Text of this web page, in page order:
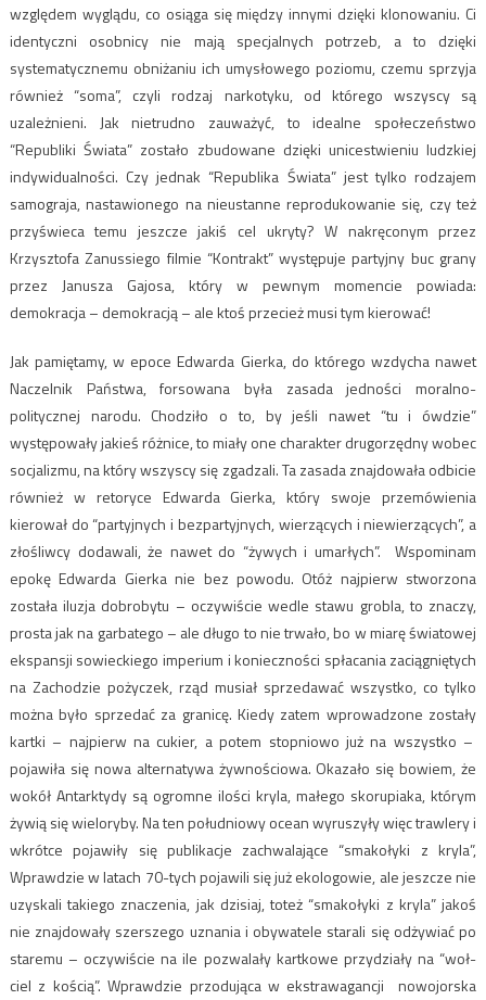
względem wyglądu, co osiąga się między innymi dzięki klonowaniu. Ci
identyczni osobnicy nie mają specjalnych potrzeb, a to dzięki
systematycznemu obniżaniu ich umysłowego poziomu, czemu sprzyja
również “soma”, czyli rodzaj narkotyku, od którego wszyscy są
uzależnieni. Jak nietrudno zauważyć, to idealne społeczeństwo
“Republiki Świata” zostało zbudowane dzięki unicestwieniu ludzkiej
indywidualności. Czy jednak “Republika Świata” jest tylko rodzajem
samograja, nastawionego na nieustanne reprodukowanie się, czy też
przyświeca temu jeszcze jakiś cel ukryty? W nakręconym przez
Krzysztofa Zanussiego filmie “Kontrakt” występuje partyjny buc grany
przez Janusza Gajosa, który w pewnym momencie powiada:
demokracja – demokracją – ale ktoś przecież musi tym kierować!
Jak pamiętamy, w epoce Edwarda Gierka, do którego wzdycha nawet
Naczelnik Państwa, forsowana była zasada jedności moralno-
politycznej narodu. Chodziło o to, by jeśli nawet “tu i ówdzie”
występowały jakieś różnice, to miały one charakter drugorzędny wobec
socjalizmu, na który wszyscy się zgadzali. Ta zasada znajdowała odbicie
również w retoryce Edwarda Gierka, który swoje przemówienia
kierował do “partyjnych i bezpartyjnych, wierzących i niewierzących”, a
złośliwcy dodawali, że nawet do “żywych i umarłych”. Wspominam
epokę Edwarda Gierka nie bez powodu. Otóż najpierw stworzona
została iluzja dobrobytu – oczywiście wedle stawu grobla, to znaczy,
prosta jak na garbatego – ale długo to nie trwało, bo w miarę światowej
ekspansji sowieckiego imperium i konieczności spłacania zaciągniętych
na Zachodzie pożyczek, rząd musiał sprzedawać wszystko, co tylko
można było sprzedać za granicę. Kiedy zatem wprowadzone zostały
kartki – najpierw na cukier, a potem stopniowo już na wszystko –
pojawiła się nowa alternatywa żywnościowa. Okazało się bowiem, że
wokół Antarktydy są ogromne ilości kryla, małego skorupiaka, którym
żywią się wieloryby. Na ten południowy ocean wyruszyły więc trawlery i
wkrótce pojawiły się publikacje zachwalające “smakołyki z kryla”,
Wprawdzie w latach 70-tych pojawili się już ekologowie, ale jeszcze nie
uzyskali takiego znaczenia, jak dzisiaj, toteż “smakołyki z kryla” jakoś
nie znajdowały szerszego uznania i obywatele starali się odżywiać po
staremu – oczywiście na ile pozwalały kartkowe przydziały na “woł-
ciel z kością”. Wprawdzie przodująca w ekstrawagancji nowojorska